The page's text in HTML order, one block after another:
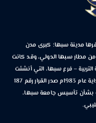
مدينة سبها؛ كبرى مدن
مطار سبها الدولي، وقد كانت
– فرع سبها، التي أنشئت
في عام 1976م، تابعة لجامعة طرابلس، وفي بداية عام 1983م صدر القرار رقم 187
بشأن تأسيس جامعة سبها،